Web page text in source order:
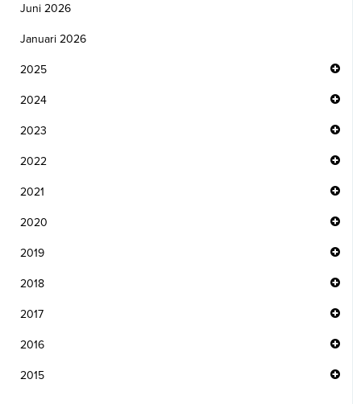
Juni 2026
Januari 2026
2025
2024
2023
2022
2021
2020
2019
2018
2017
2016
2015